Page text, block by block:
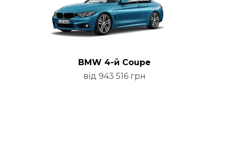
BMW 4-й Coupe
від 943 516 грн